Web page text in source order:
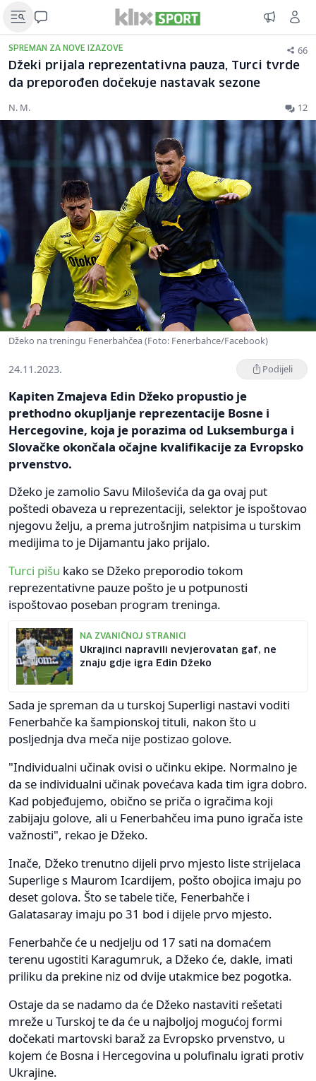
SPREMAN ZA NOVE IZAZOVE 66
Džeki prijala reprezentativna pauza, Turci tvrde
da preporođen dočekuje nastavak sezone
N. M. 12
Džeko na treningu Fenerbahčea (Foto: Fenerbahce/Facebook)
24.11.2023. Podijeli
Kapiten Zmajeva Edin Džeko propustio je
prethodno okupljanje reprezentacije Bosne i
Hercegovine, koja je porazima od Luksemburga i
Slovačke okončala očajne kvalifikacije za Evropsko
prvenstvo.
Džeko je zamolio Savu Miloševića da ga ovaj put
poštedi obaveza u reprezentaciji, selektor je ispoštovao
njegovu želju, a prema jutrošnjim natpisima u turskim
medijima to je Dijamantu jako prijalo.
Turci pišu kako se Džeko preporodio tokom
reprezentativne pauze pošto je u potpunosti
ispoštovao poseban program treninga.
NA ZVANIČNOJ STRANICI
Ukrajinci napravili nevjerovatan gaf, ne
znaju gdje igra Edin Džeko
Sada je spreman da u turskoj Superligi nastavi voditi
Fenerbahče ka šampionskoj tituli, nakon što u
posljednja dva meča nije postizao golove.
"Individualni učinak ovisi o učinku ekipe. Normalno je
da se individualni učinak povećava kada tim igra dobro.
Kad pobjeđujemo, obično se priča o igračima koji
zabijaju golove, ali u Fenerbahčeu ima puno igrača iste
važnosti", rekao je Džeko.
Inače, Džeko trenutno dijeli prvo mjesto liste strijelaca
Superlige s Maurom Icardijem, pošto obojica imaju po
deset golova. Što se tabele tiče, Fenerbahče i
Galatasaray imaju po 31 bod i dijele prvo mjesto.
Fenerbahče će u nedjelju od 17 sati na domaćem
terenu ugostiti Karagumruk, a Džeko će, dakle, imati
priliku da prekine niz od dvije utakmice bez pogotka.
Ostaje da se nadamo da će Džeko nastaviti rešetati
mreže u Turskoj te da će u najboljoj mogućoj formi
dočekati martovski baraž za Evropsko prvenstvo, u
kojem će Bosna i Hercegovina u polufinalu igrati protiv
Ukrajine.